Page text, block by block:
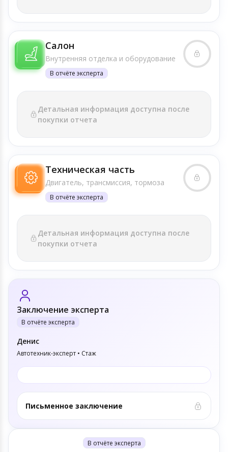
Салон
Внутренняя отделка и оборудование
В отчёте эксперта
Детальная информация доступна после
покупки отчета
Техническая часть
Двигатель, трансмиссия, тормоза
В отчёте эксперта
Детальная информация доступна после
покупки отчета
Заключение эксперта
В отчёте эксперта
Денис
Автотехник-эксперт • Стаж
Письменное заключение
В отчёте эксперта